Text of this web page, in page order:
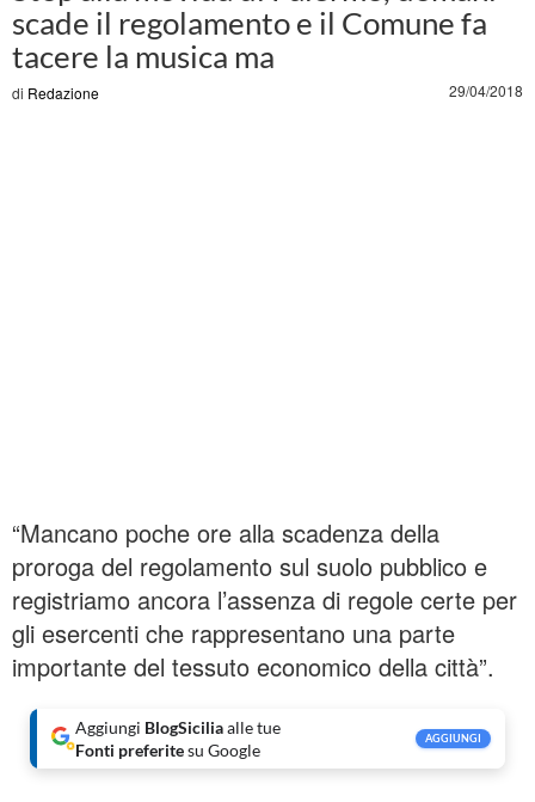
scade il regolamento e il Comune fa
tacere la musica ma
di Redazione 29/04/2018
“Mancano poche ore alla scadenza della
proroga del regolamento sul suolo pubblico e
registriamo ancora l’assenza di regole certe per
gli esercenti che rappresentano una parte
importante del tessuto economico della città”.
Aggiungi BlogSiciliaalle tue
Fonti preferitesu Google
AGGIUNGI